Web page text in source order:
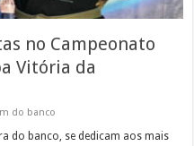
no Campeonato
Vitória da
do banco
do banco, se dedicam aos mais